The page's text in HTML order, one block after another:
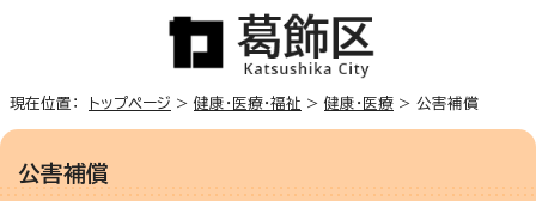
現在位置： トップページ > 健康・医療・福祉 > 健康・医療 > 公害補償
公害補償